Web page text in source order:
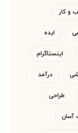
و کار
ایده
اینستاگرام
درآمد
طراحی
آسان